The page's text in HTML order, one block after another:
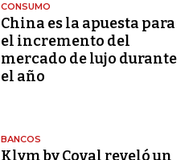
CONSUMO
China es la apuesta para
el incremento del
mercado de lujo durante
el año
BANCOS
Klym by Coval reveló un